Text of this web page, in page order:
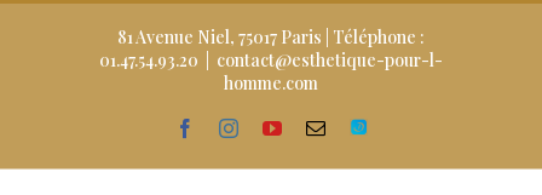
Skip
81 Avenue Niel, 75017 Paris | Téléphone :
01.47.54.93.20
contact@esthetique-pour-l-
homme.com
facebookinstagram
youtubeEmailDoctolib